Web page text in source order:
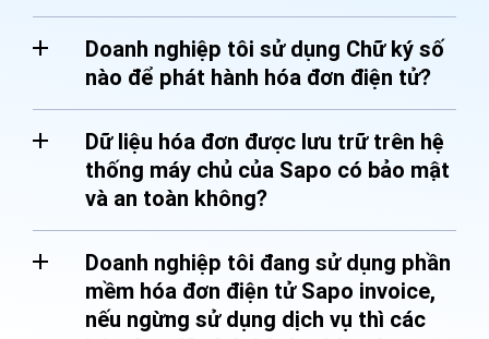
Doanh nghiệp tôi sử dụng Chữ ký số
nào để phát hành hóa đơn điện tử?
Dữ liệu hóa đơn được lưu trữ trên hệ
thống máy chủ của Sapo có bảo mật
và an toàn không?
Doanh nghiệp tôi đang sử dụng phần
mềm hóa đơn điện tử Sapo invoice,
nếu ngừng sử dụng dịch vụ thì các